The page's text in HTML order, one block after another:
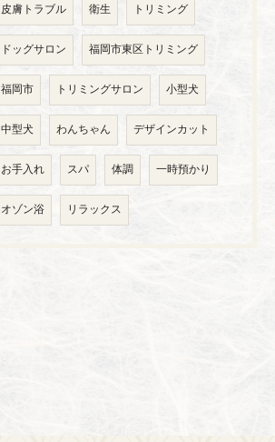
皮膚トラブル 衛生 トリミング
ドッグサロン 福岡市東区トリミング
福岡市 トリミングサロン 小型犬
中型犬 わんちゃん デザインカット
お手入れ スパ 体調 一時預かり
オゾン浴 リラックス